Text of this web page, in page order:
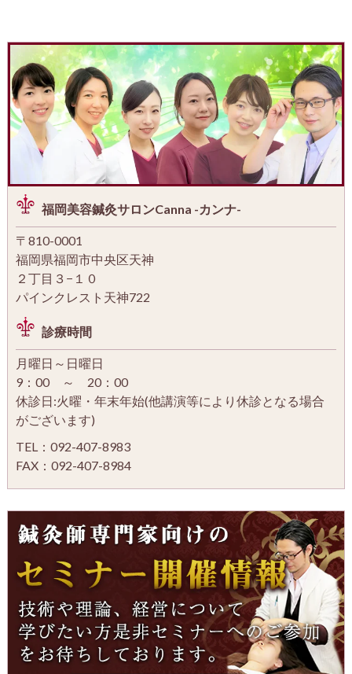
福岡美容鍼灸サロンCanna -カンナ-
〒810-0001
福岡県福岡市中央区天神
２丁目３−１０
パインクレスト天神722
診療時間
月曜日～日曜日
9：00 ～ 20：00
休診日:火曜・年末年始(他講演等により休診となる場合
がございます)
TEL：092-407-8983
FAX：092-407-8984